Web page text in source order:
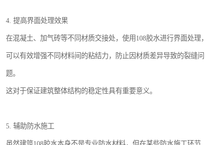
4. 提高界面处理效果
在混凝土、加气砖等不同材质交接处，使用108胶水进行界面处理，
可以有效增强不同材料间的粘结力，防止因材质差异导致的裂缝问
题。
这对于保证建筑整体结构的稳定性具有重要意义。
5. 辅助防水施工